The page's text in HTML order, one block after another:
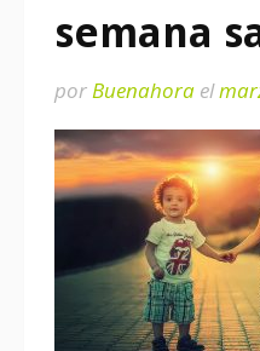
semana
porBuenahora el